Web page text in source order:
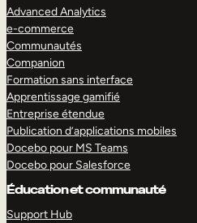
Advanced Analytics
e-commerce
Communautés
Companion
Formation sans interface
Apprentissage gamifié
Entreprise étendue
Publication d’applications mobiles
Docebo pour MS Teams
Docebo pour Salesforce
Éducation et communauté
Support Hub